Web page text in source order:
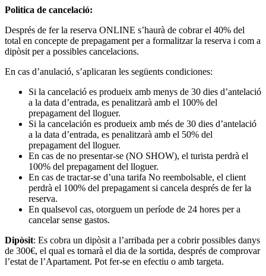
Politica de cancelació:
Després de fer la reserva ONLINE s’haurà de cobrar el 40% del
total en concepte de prepagament per a formalitzar la reserva i com a
dipòsit per a possibles cancelacions.
En cas d’anulació, s’aplicaran les següents condiciones:
Si la cancelació es produeix amb menys de 30 dies d’antelació
a la data d’entrada, es penalitzarà amb el 100% del
prepagament del lloguer.
Si la cancelación es produeix amb més de 30 dies d’antelació
a la data d’entrada, es penalitzarà amb el 50% del
prepagament del lloguer.
En cas de no presentar-se (NO SHOW), el turista perdrà el
100% del prepagament del lloguer.
En cas de tractar-se d’una tarifa No reembolsable, el client
perdrà el 100% del prepagament si cancela després de fer la
reserva.
En qualsevol cas, otorguem un període de 24 hores per a
cancelar sense gastos.
Dipòsit: Es cobra un dipòsit a l’arribada per a cobrir possibles danys
de 300€, el qual es tornarà el dia de la sortida, després de comprovar
l’estat de l’Apartament. Pot fer-se en efectiu o amb targeta.